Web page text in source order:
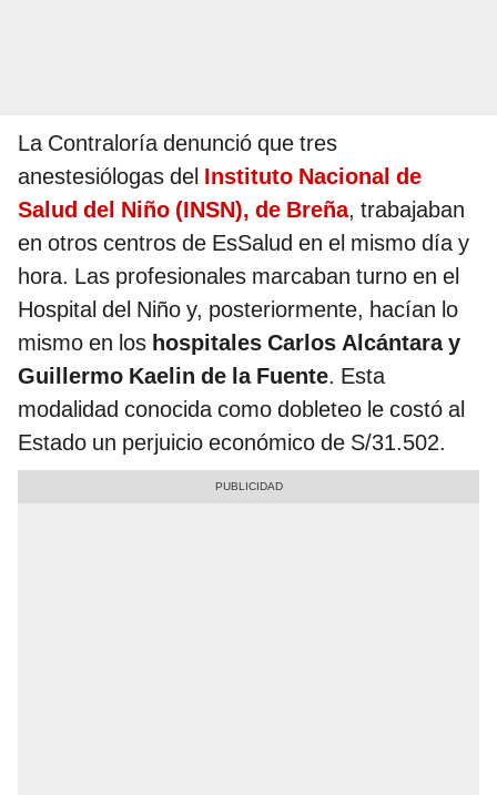
La Contraloría denunció que tres
anestesiólogas del Instituto Nacional de
Salud del Niño (INSN), de Breña, trabajaban
en otros centros de EsSalud en el mismo día y
hora. Las profesionales marcaban turno en el
Hospital del Niño y, posteriormente, hacían lo
mismo en los hospitales Carlos Alcántara y
Guillermo Kaelin de la Fuente. Esta
modalidad conocida como dobleteo le costó al
Estado un perjuicio económico de S/31.502.